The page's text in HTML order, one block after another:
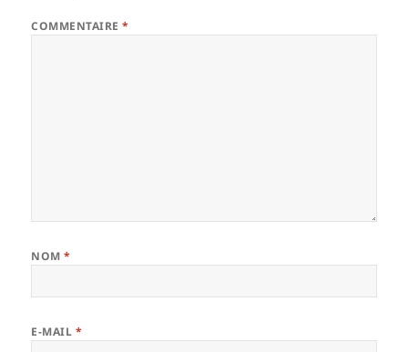
COMMENTAIRE*
NOM*
E-MAIL *